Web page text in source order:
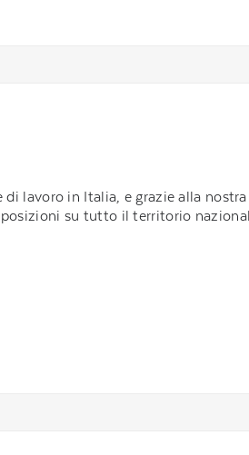
lavoro in Italia, e grazie alla
su tutto il territorio